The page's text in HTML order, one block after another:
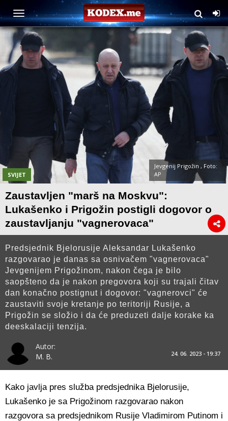
SVIJET
Jevgenij Prigožin , Foto:
AP
Zaustavljen "marš na Moskvu":
Lukašenko i Prigožin postigli dogovor o
zaustavljanju "vagnerovaca"
Predsjednik Bjelorusije Aleksandar Lukašenko
razgovarao je danas sa osnivačem "vagnerovaca"
Jevgenijem Prigožinom, nakon čega je bilo
saopšteno da je nakon pregovora koji su trajali čitav
dan konačno postignut i dogovor: "vagnerovci" će
zaustaviti svoje kretanje po teritoriji Rusije, a
Prigožin se složio i da će preduzeti dalje korake ka
deeskalaciji tenzija.
Autor:
M. B.
24. 06. 2023 - 19:37
Kako javlja pres služba predsjednika Bjelorusije,
Lukašenko je sa Prigožinom razgovarao nakon
razgovora sa predsjednikom Rusije Vladimirom Putinom i